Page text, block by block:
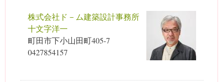
株式会社ド－ム建築設計事務所
十文字洋一
町田市下小山田町405-7
0427854157